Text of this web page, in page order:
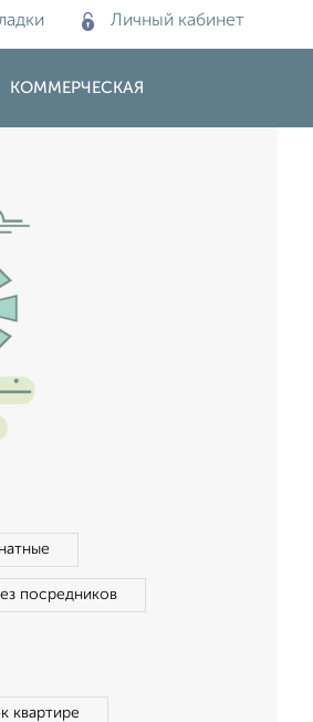
Личный кабинет
КОММЕРЧЕСКАЯ
посредников
квартире